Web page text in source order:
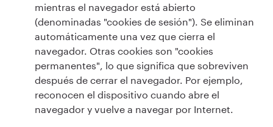
mientras el navegador está abierto
(denominadas "cookies de sesión"). Se eliminan
automáticamente una vez que cierra el
navegador. Otras cookies son "cookies
permanentes", lo que significa que sobreviven
después de cerrar el navegador. Por ejemplo,
reconocen el dispositivo cuando abre el
navegador y vuelve a navegar por Internet.